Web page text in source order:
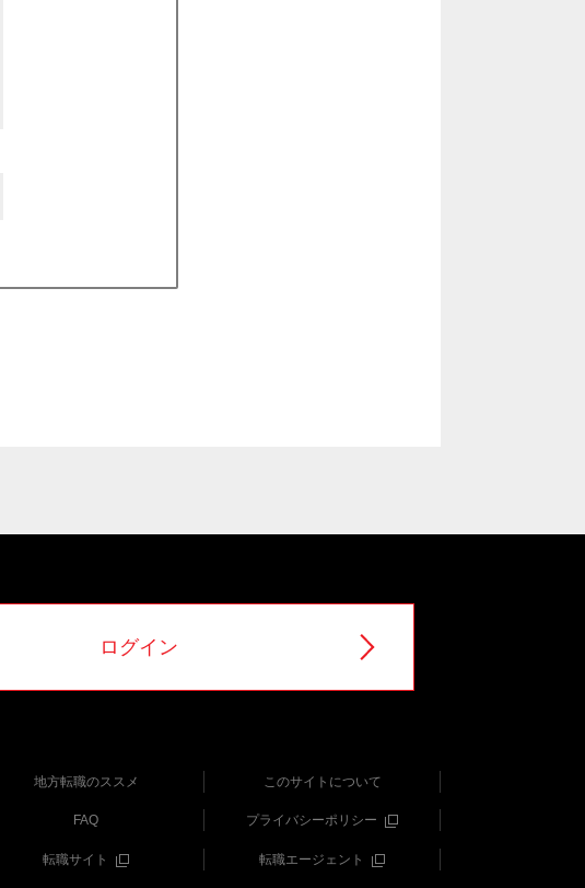
ログイン
地方転職のススメ このサイトについて
FAQ プライバシーポリシー
転職サイト 転職エージェント